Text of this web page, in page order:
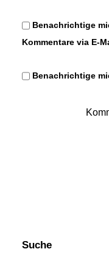
Benachrichtige
Kommentare via E-
Benachrichtige
Suche